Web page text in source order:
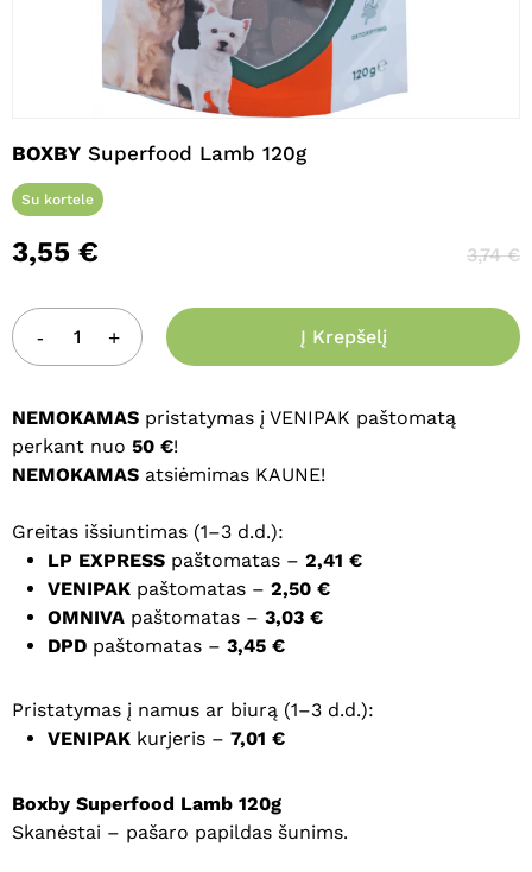
BOXBY Superfood Lamb 120g
Su kortele
3,55 € 3,74€
Į Krepšelį
NEMOKAMAS pristatymas į VENIPAK paštomatą
perkant nuo 50 €!
NEMOKAMAS atsiėmimas KAUNE!
Greitas išsiuntimas (1–3 d.d.):
LP EXPRESS paštomatas – 2,41 €
VENIPAK paštomatas – 2,50 €
OMNIVA paštomatas – 3,03 €
DPD paštomatas – 3,45 €
Pristatymas į namus ar biurą (1–3 d.d.):
VENIPAK kurjeris – 7,01 €
Boxby Superfood Lamb 120g
Skanėstai – pašaro papildas šunims.
Pavadinimas
El. paštas*
interneto puslapį, kad jų nebereiktų
įvesti iš naujo, kai kitą kartą vėl norėsiu
parašyti komentarą.